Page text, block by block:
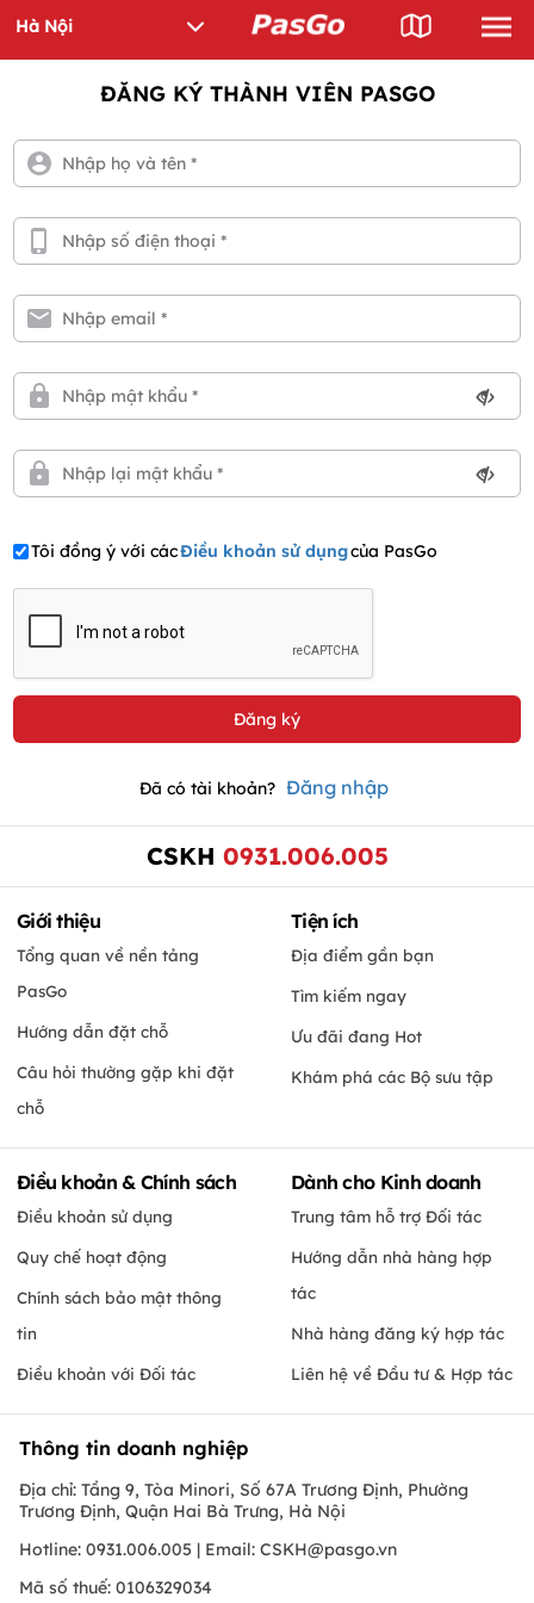
ĐĂNG KÝ THÀNH VIÊN PASGO
Tôi đồng ý với cácĐiều khoản sử dụngcủa PasGo
Đã có tài khoản? Đăng nhập
CSKH 0931.006.005
Giới thiệu
Tổng quan về nền tảng
PasGo
Hướng dẫn đặt chỗ
Câu hỏi thường gặp khi đặt
chỗ
Tiện ích
Địa điểm gần bạn
Tìm kiếm ngay
Ưu đãi đang Hot
Khám phá các Bộ sưu tập
Điều khoản & Chính sách
Điều khoản sử dụng
Quy chế hoạt động
Chính sách bảo mật thông
tin
Điều khoản với Đối tác
Dành cho Kinh doanh
Trung tâm hỗ trợ Đối tác
Hướng dẫn nhà hàng hợp
tác
Nhà hàng đăng ký hợp tác
Liên hệ về Đầu tư & Hợp tác
Thông tin doanh nghiệp
Địa chỉ: Tầng 9, Tòa Minori, Số 67A Trương Định, Phường
Trương Định, Quận Hai Bà Trưng, Hà Nội
Hotline: 0931.006.005 | Email: CSKH@pasgo.vn
Mã số thuế: 0106329034